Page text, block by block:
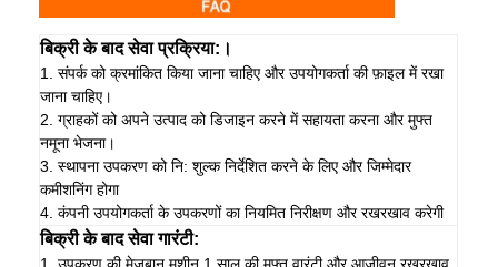
बिक्री के बाद सेवा प्रक्रिया:।
1. संपर्क को क्रमांकित किया जाना चाहिए और उपयोगकर्ता की फ़ाइल में रखा
जाना चाहिए।
2. ग्राहकों को अपने उत्पाद को डिजाइन करने में सहायता करना और मुफ्त
नमूना भेजना।
3. स्थापना उपकरण को नि: शुल्क निर्देशित करने के लिए और जिम्मेदार
कमीशनिंग होगा
4. कंपनी उपयोगकर्ता के उपकरणों का नियमित निरीक्षण और रखरखाव करेगी
बिक्री के बाद सेवा गारंटी: